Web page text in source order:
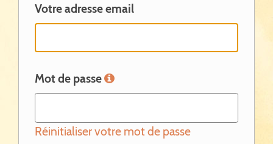
Votre adresse email
Mot de passe
Réinitialiser votre mot de passe